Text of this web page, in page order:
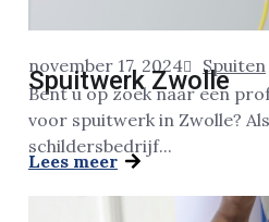
november 17, 2024 Spuiten
Spuitwerk Zwolle
Bent u op zoek naar een
voor spuitwerk in Zwolle?
schildersbedrijf...
Lees meer